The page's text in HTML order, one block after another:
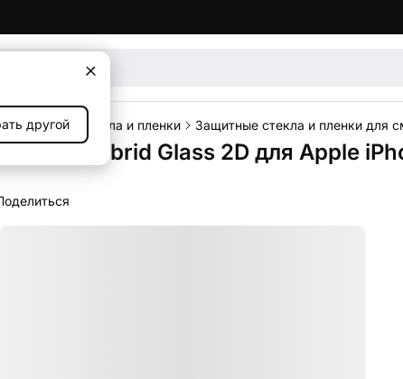
другой
Защитные стекла и пленки Защитные стекла и пленки для
Hybrid Glass 2D для Apple